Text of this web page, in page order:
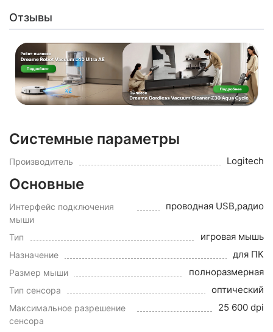
Отзывы
Системные параметры
Производитель Logitech
Основные
Интерфейс подключения
мыши
проводная USB,радио
Тип игровая мышь
Назначение для ПК
Размер мыши полноразмерная
Тип сенсора оптический
Максимальное разрешение
сенсора
25 600 dpi